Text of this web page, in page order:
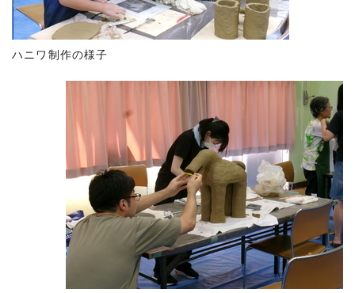
ハニワ制作の様子